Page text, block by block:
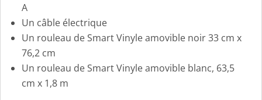
A
Un câble électrique
Un rouleau de Smart Vinyle amovible noir 33 cm x
76,2 cm
Un rouleau de Smart Vinyle amovible blanc, 63,5
cm x 1,8 m